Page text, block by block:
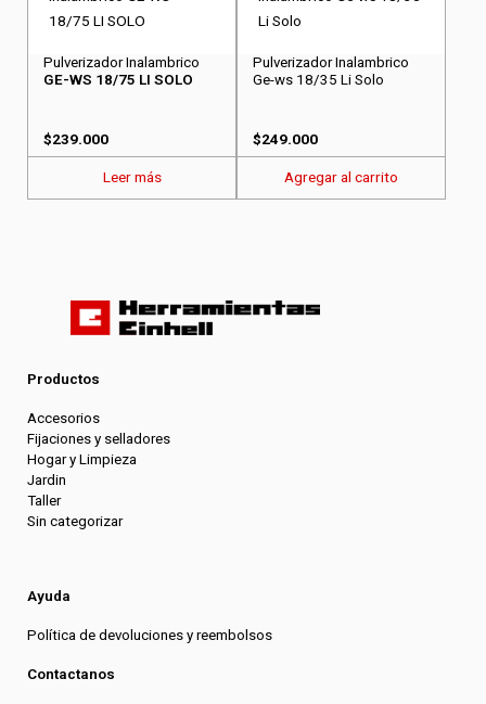
Pulverizador Inalambrico
GE-WS 18/75 LI SOLO
$239.000
Leer más
Pulverizador Inalambrico
Ge-ws 18/35 Li Solo
$249.000
Agregar al carrito
Productos
Accesorios
Fijaciones y selladores
Hogar y Limpieza
Jardin
Taller
Sin categorizar
Ayuda
Política de devoluciones y reembolsos
Contactanos